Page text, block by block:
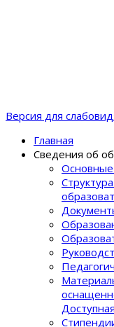
Версия для
Главная
Сведения об